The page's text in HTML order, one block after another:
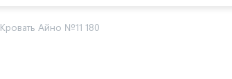
Кровать Айно №11 180